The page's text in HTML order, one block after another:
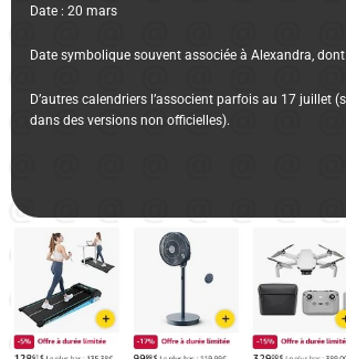
Date : 20 mars
Date symbolique souvent associée à Alexandra,
D’autres calendriers l’associent parfois au 17 juillet
dans des versions non officielles).